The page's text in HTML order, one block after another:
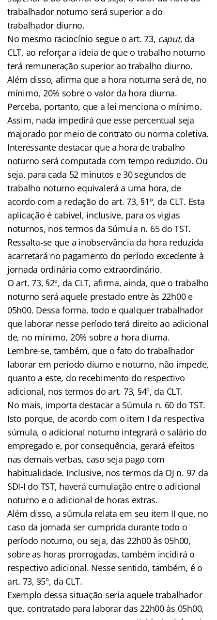
trabalhador noturno será superior a do
trabalhador diurno.
No mesmo raciocínio segue o art. 73, caput, da
CLT, ao reforçar a ideia de que o trabalho noturno
terá remuneração superior ao trabalho diurno.
Além disso, afirma que a hora noturna será de, no
mínimo, 20% sobre o valor da hora diurna.
Perceba, portanto, que a lei menciona o mínimo.
Assim, nada impedirá que esse percentual seja
majorado por meio de contrato ou norma coletiva.
Interessante destacar que a hora de trabalho
noturno será computada com tempo reduzido. Ou
seja, para cada 52 minutos e 30 segundos de
trabalho noturno equivalerá a uma hora, de
acordo com a redação do art. 73, §1º, da CLT. Esta
aplicação é cabível, inclusive, para os vigias
noturnos, nos termos da Súmula n. 65 do TST.
Ressalta-se que a inobservância da hora reduzida
acarretará no pagamento do período excedente à
jornada ordinária como extraordinário.
O art. 73, §2º, da CLT, afirma, ainda, que o trabalho
noturno será aquele prestado entre às 22h00 e
05h00. Dessa forma, todo e qualquer trabalhador
que laborar nesse período terá direito ao adicional
de, no mínimo, 20% sobre a hora diurna.
Lembre-se, também, que o fato do trabalhador
laborar em período diurno e noturno, não impede,
quanto a este, do recebimento do respectivo
adicional, nos termos do art. 73, §4º, da CLT.
No mais, importa destacar a Súmula n. 60 do TST.
Isto porque, de acordo com o item I da respectiva
súmula, o adicional noturno integrará o salário do
empregado e, por consequência, gerará efeitos
nas demais verbas, caso seja pago com
habitualidade. Inclusive, nos termos da OJ n. 97 da
SDI-I do TST, haverá cumulação entre o adicional
noturno e o adicional de horas extras.
Além disso, a súmula relata em seu item II que, no
caso da jornada ser cumprida durante todo o
período noturno, ou seja, das 22h00 às 05h00,
sobre as horas prorrogadas, também incidirá o
respectivo adicional. Nesse sentido, também, é o
art. 73, §5º, da CLT.
Exemplo dessa situação seria aquele trabalhador
que, contratado para laborar das 22h00 às 05h00,